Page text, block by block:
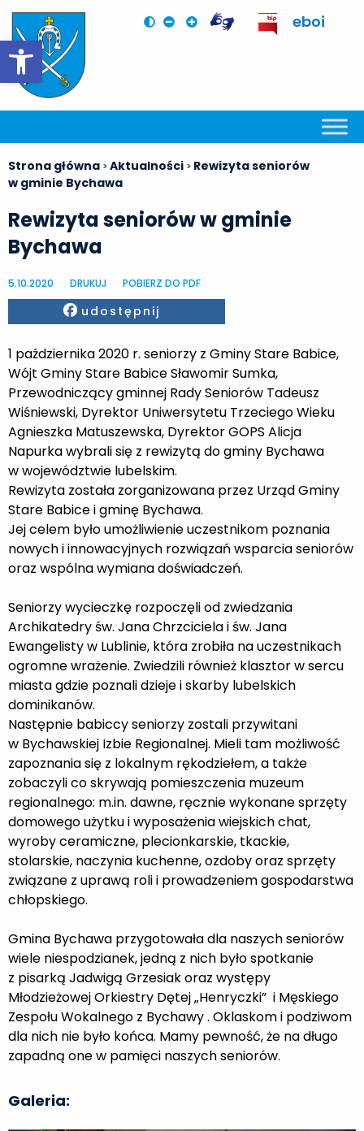
Otwórz pasek narzędzi
eboi
Strona główna >Aktualności > Rewizyta seniorów
w gminie Bychawa
Rewizyta seniorów w gminie
Bychawa
5.10.2020 DRUKUJ POBIERZ DO PDF
Facebook
udostępnij
1 października 2020 r. seniorzy z Gminy Stare Babice,
Wójt Gminy Stare Babice Sławomir Sumka,
Przewodniczący gminnej Rady Seniorów Tadeusz
Wiśniewski, Dyrektor Uniwersytetu Trzeciego Wieku
Agnieszka Matuszewska, Dyrektor GOPS Alicja
Napurka wybrali się z rewizytą do gminy Bychawa
w województwie lubelskim.
Rewizyta została zorganizowana przez Urząd Gminy
Stare Babice i gminę Bychawa.
Jej celem było umożliwienie uczestnikom poznania
nowych i innowacyjnych rozwiązań wsparcia seniorów
oraz wspólna wymiana doświadczeń.
Seniorzy wycieczkę rozpoczęli od zwiedzania
Archikatedry św. Jana Chrzciciela i św. Jana
Ewangelisty w Lublinie, która zrobiła na uczestnikach
ogromne wrażenie. Zwiedzili również klasztor w sercu
miasta gdzie poznali dzieje i skarby lubelskich
dominikanów.
Następnie babiccy seniorzy zostali przywitani
w Bychawskiej Izbie Regionalnej. Mieli tam możliwość
zapoznania się z lokalnym rękodziełem, a także
zobaczyli co skrywają pomieszczenia muzeum
regionalnego: m.in. dawne, ręcznie wykonane sprzęty
domowego użytku i wyposażenia wiejskich chat,
wyroby ceramiczne, plecionkarskie, tkackie,
stolarskie, naczynia kuchenne, ozdoby oraz sprzęty
związane z uprawą roli i prowadzeniem gospodarstwa
chłopskiego.
Gmina Bychawa przygotowała dla naszych seniorów
wiele niespodzianek, jedną z nich było spotkanie
z pisarką Jadwigą Grzesiak oraz występy
Młodzieżowej Orkiestry Dętej „Henryczki” i Męskiego
Zespołu Wokalnego z Bychawy. Oklaskom i podziwom
dla nich nie było końca. Mamy pewność, że na długo
zapadną one w pamięci naszych seniorów.
Galeria: